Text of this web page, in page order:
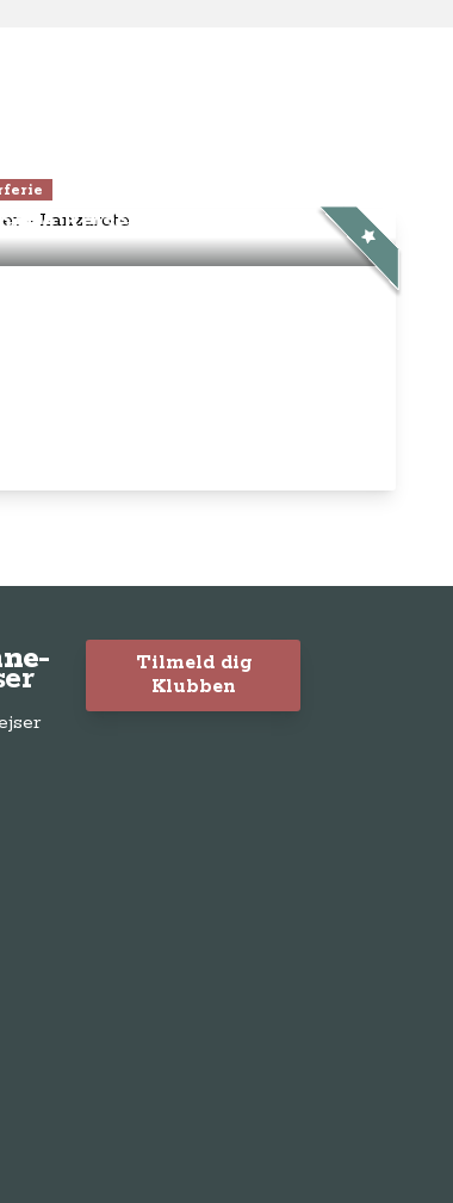
Rejser - Lanzarote
Tilmeld dig
Klubben